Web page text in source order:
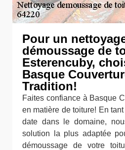
Pour un
démoussage de
Esterencuby,
Basque
Tradition!
Faites confiance à Basque
en matière de toiture! En
date dans le domaine,
solution la plus adaptée
démoussage de votre